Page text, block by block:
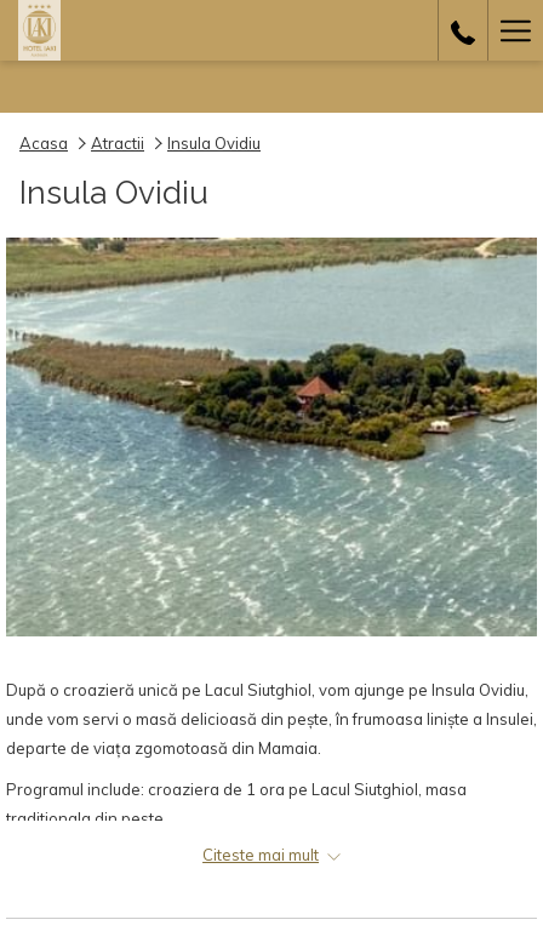
Acasa Atractii Insula Ovidiu
Insula Ovidiu
După o croazieră unică pe Lacul Siutghiol, vom ajunge pe Insula Ovidiu,
unde vom servi o masă delicioasă din pește, în frumoasa liniște a Insulei,
departe de viața zgomotoasă din Mamaia.
Programul include: croaziera de 1 ora pe Lacul Siutghiol, masa
traditionala din peste.
Plecari: zilnic, 01 mai - 15 octombrie, Durata: 3 ore
Citeste mai mult